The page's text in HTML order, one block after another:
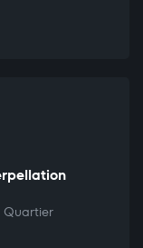
Quartier